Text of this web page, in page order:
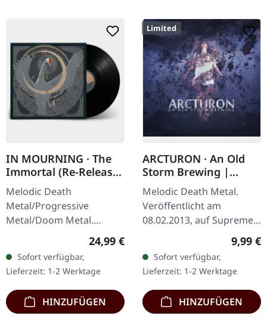
IN MOURNING · The
Immortal (Re-Release)
| BLACK LP
Melodic Death
Metal/Progressive
Metal/Doom Metal.
27.03.2026, auf Supreme
Chaos Records.
Schwarzes Vinyl mit
Insert. Zweite Auflage…
Regulärer Preis:
24,99 €
Sofort verfügbar,
Lieferzeit: 1-2 Werktage
HINZUFÜGEN
Limited
ARCTURON · An Old
Storm Brewing |
DIGIPAK CD
Melodic Death Metal.
Veröffentlicht am
08.02.2013, auf Supreme
Chaos Records. Limitiert
Auflage als CD im DigiPak.
Aus den schweizer
Bergen steigen…
9,99 €
Sofort verfügbar,
Lieferzeit: 1-2 Werktage
HINZUFÜGEN